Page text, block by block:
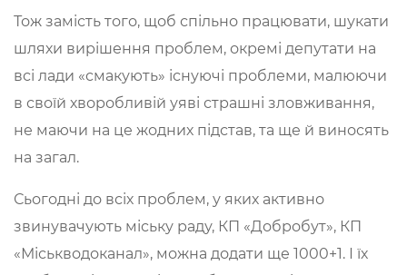
Тож замість того, щоб спільно працювати, шукати
шляхи вирішення проблем, окремі депутати на
всі лади «смакують» існуючі проблеми, малюючи
в своїй хворобливій уяві страшні зловживання,
не маючи на це жодних підстав, та ще й виносять
на загал.
Сьогодні до всіх проблем, у яких активно
звинувачують міську раду, КП «Добробут», КП
«Міськводоканал», можна додати ще 1000+1. І їх